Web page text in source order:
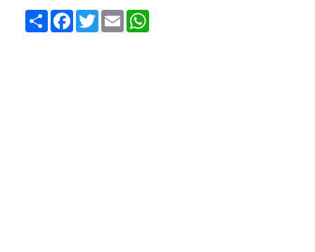
Compartilhar
Facebook
TwitterEmail